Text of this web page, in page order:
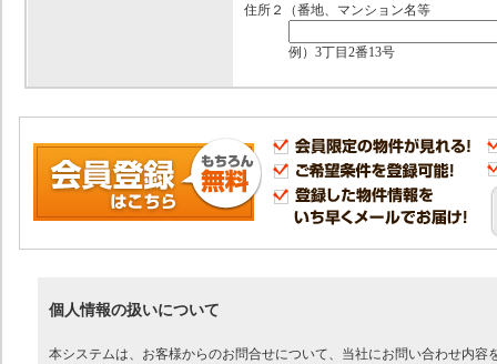
住所２
（番地、マンション名等
例）3丁目2番13号
個人情報の扱いについて
本システムは、お客様からのお問合せについて、当社にお問い合わせ内容